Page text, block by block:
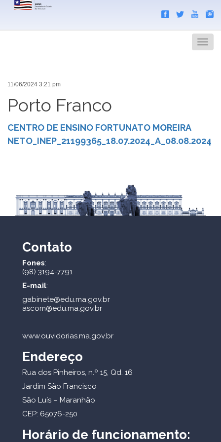
Menu
11/06/2024 3:21 pm
Porto Franco
CENTRO DE ENSINO FORTUNATO MOREIRA
NETO_INEP_21199365_18.07.2024_A_08.08.2024
Contato
Fones:
(98) 3194-7791
E-mail:
gabinete@edu.ma.gov.br
ascom@edu.ma.gov.br
www.ouvidorias.ma.gov.br
Endereço
Rua dos Pinheiros, n.º 15, Qd. 16
Jardim São Francisco
São Luís – Maranhão
CEP: 65076-250
Horário de funcionamento: